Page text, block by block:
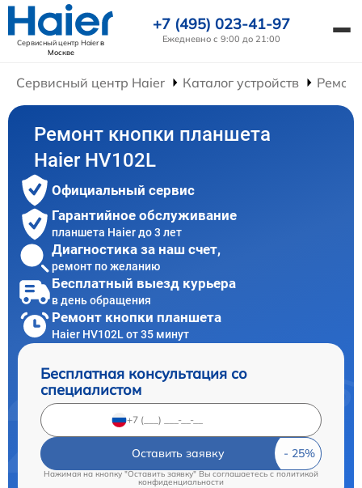
Сервисный центр Haierв
Москве
+7 (495) 023-41-97
Ежедневно с 9:00 до 21:00
Сервисный центр Haier Каталог устройств
Ремонт кнопки планшета
Haier HV102L
Официальный сервис
Гарантийное обслуживание
планшета Haier до 3 лет
Диагностика за наш счет,
ремонт по желанию
Бесплатный выезд курьера
в день обращения
Ремонт кнопки планшета
Haier HV102L от 35 минут
Бесплатная консультация со
специалистом
Оставить заявку
Нажимая на кнопку "Оставить заявку" Вы соглашаетесь cполитикой
конфиденциальности